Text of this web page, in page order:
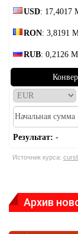
USD: 17,4017
RON: 3,8191
RUB: 0,2126
Результат: -
Источник курса:
Архив